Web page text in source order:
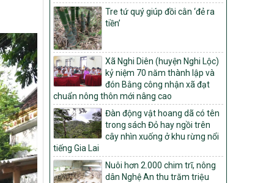
xét, công nhận, công bố và thu hồi quyết
định công nhận xã đạt chuẩn nông thôn
mới, xã đạt nông thôn mới hiện đại và
tỉnh, thành phố hoàn thành nhiệm vụ xây
dựng nông thôn mới giai đoạn 2026 –
2030
Quyết định số 16/2026/QĐ-TTg
Quy định nguyên tắc, tiêu chí, định mức
phân bổ ngân sách trung ương và tỉ lệ
vốn đối ứng ngân sách của địa phương
thực hiện Chương trình mục tiêu quốc gia
xây dựng nông thôn mới, giảm nghèo
bền vững và phát triển kinh tế – xã hội
vùng đồng bào dân tộc thiểu số và miền
núi giai đoạn 2026 – 2030
Tre tứ quý giúp đồi cằn ‘đẻ ra
tiền’
Xã Nghi Diên (huyện Nghi Lộc)
kỷ niệm 70 năm thành lập và
đón Bằng công nhận xã đạt
chuẩn nông thôn mới nâng cao
Đàn động vật hoang dã có tên
trong sách Đỏ hay ngồi trên
cây nhìn xuống ở khu rừng nổi
tiếng Gia Lai
Nuôi hơn 2.000 chim trĩ, nông
dân Nghệ An thu trăm triệu